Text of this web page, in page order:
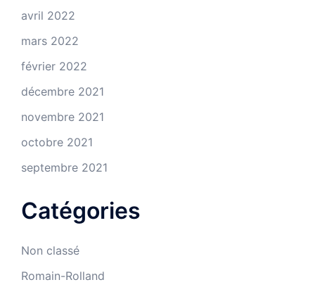
avril 2022
mars 2022
février 2022
décembre 2021
novembre 2021
octobre 2021
septembre 2021
Catégories
Non classé
Romain-Rolland